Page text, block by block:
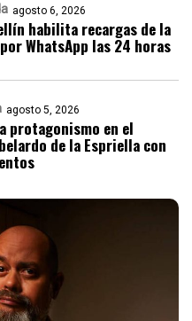
agosto 6, 2026
habilita recargas de la
WhatsApp las 24 horas
agosto 5, 2026
protagonismo en el
de la Espriella con